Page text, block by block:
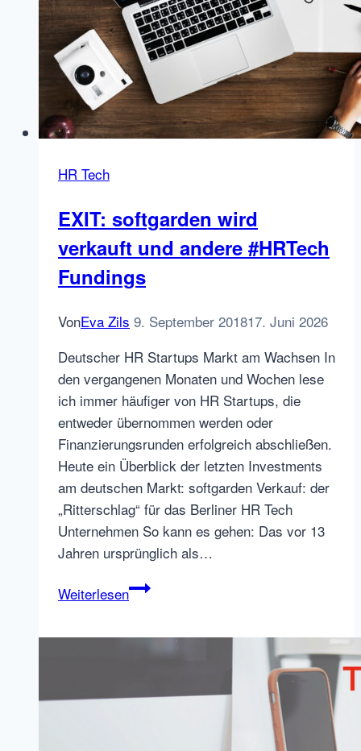
HR Tech
EXIT: softgarden wird
verkauft und andere #HRTech
Fundings
VonEva Zils 9. September 201817. Juni 2026
Deutscher HR Startups Markt am Wachsen In
den vergangenen Monaten und Wochen lese
ich immer häufiger von HR Startups, die
entweder übernommen werden oder
Finanzierungsrunden erfolgreich abschließen.
Heute ein Überblick der letzten Investments
am deutschen Markt: softgarden Verkauf: der
„Ritterschlag“ für das Berliner HR Tech
Unternehmen So kann es gehen: Das vor 13
Jahren ursprünglich als…
WeiterlesenEXIT:
verkauft
andere